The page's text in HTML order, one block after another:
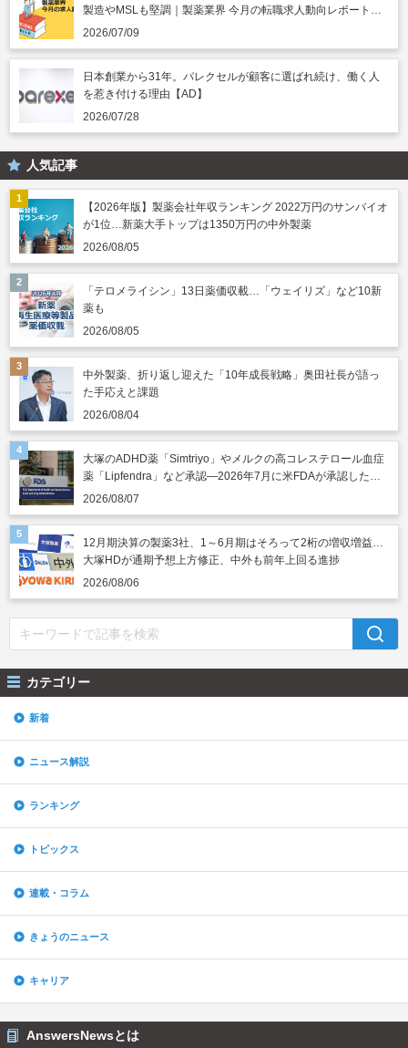
製造やMSLも堅調｜製薬業界 今月の転職求人動向レポート
（2026年7月）
2026/07/09
日本創業から31年。パレクセルが顧客に選ばれ続け、働く人
を惹き付ける理由【AD】
2026/07/28
人気記事
【2026年版】製薬会社年収ランキング 2022万円のサンバイオ
が1位…新薬大手トップは1350万円の中外製薬
2026/08/05
「テロメライシン」13日薬価収載…「ウェイリズ」など10新
薬も
2026/08/05
中外製薬、折り返し迎えた「10年成長戦略」奥田社長が語っ
た手応えと課題
2026/08/04
大塚のADHD薬「Simtriyo」やメルクの高コレステロール血症
薬「Lipfendra」など承認―2026年7月に米FDAが承認した新
薬
2026/08/07
12月期決算の製薬3社、1～6月期はそろって2桁の増収増益…
大塚HDが通期予想上方修正、中外も前年上回る進捗
2026/08/06
カテゴリー
新着
ニュース解説
ランキング
トピックス
連載・コラム
きょうのニュース
キャリア
AnswersNewsとは